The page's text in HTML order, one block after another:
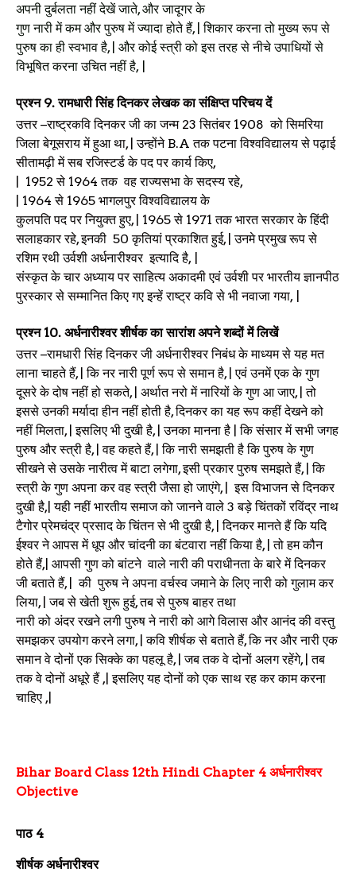
अपनी दुर्बलता नहीं देखें जाते, और जादूगर के
गुण नारी में कम और पुरुष में ज्यादा होते हैं, |शिकार करना तो मुख्य रूप से
पुरुष का ही स्वभाव है, | और कोई स्त्री को इस तरह से नीचे उपाधियों से
विभूषित करना उचित नहीं है,
प्रश्न 9.रामधारी सिंह दिनकर लेखक का संक्षिप्त परिचय दें
उत्तर–राष्ट्रकवि दिनकर जी का जन्म 23सितंबर 1908को सिमरिया
जिला बेगूसराय में हुआ था, | उन्होंने B.Aतक पटना विश्वविद्यालय से पढ़ाई
सीतामढ़ी में सब रजिस्टर्ड के पद पर कार्य किए,
1952से 1964तक वह राज्यसभा के सदस्य रहे,
1964से 1965 भागलपुर विश्वविद्यालय के
कुलपति पद पर नियुक्त हुए, | 1965से 1971तक भारत सरकार के हिंदी
सलाहकार रहे, इनकी 50कृतियां प्रकाशित हुई, |उनमे प्रमुख रूप से
रशिम रथी उर्वशी अर्धनारीश्वर इत्यादि है,
संस्कृत के चार अध्याय पर साहित्य अकादमी एवं उर्वशी पर भारतीय ज्ञानपीठ
पुरस्कार से सम्मानित किए गए इन्हें राष्ट्र कवि से भी नवाजा गया,
प्रश्न 10. अर्धनारीश्वर शीर्षक का सारांश अपने शब्दों में लिखें
उत्तर–रामधारी सिंह दिनकर जी अर्धनारीश्वर निबंध के माध्यम से यह मत
लाना चाहते हैं, | कि नर नारी पूर्ण रूप से समान है, | एवं उनमें एक के गुण
दूसरे के दोष नहीं हो सकते, | अर्थात नरो में नारियों के गुण आ जाए, |तो
इससे उनकी मर्यादा हीन नहीं होती है, दिनकर का यह रूप कहीं देखने को
नहींमिलता, | इसलिए भी दुखी है, | उनका मानना है | कि संसार में सभी जगह
पुरुष और स्त्री है, | वह कहते हैं, | कि नारी समझती है कि पुरुष के गुण
सीखने से उसके नारीत्व में बाटा लगेगा, इसी प्रकार पुरुष समझते हैं, | कि
स्त्री के गुण अपना कर वह स्त्री जैसा हो जाएंगे, |इस विभाजन से दिनकर
दुखी है,| यही नहीं भारतीय समाज को जानने वाले 3बड़े चिंतकों रविंद्र नाथ
टैगोर प्रेमचंद्र प्रसाद के चिंतन से भी दुखी है, |दिनकर मानते हैं कि यदि
ईश्वर ने आपस में धूप और चांदनी का बंटवारा नहीं किया है, | तो हम कौन
होते हैं,| आपसी गुण को बांटने वाले नारी की पराधीनता के बारे में दिनकर
जी बताते हैं, |
की पुरुष ने अपना वर्चस्व जमाने के लिए नारी को गुलाम कर
लिया, |जब से खेती शुरू हुई, तब से पुरुष बाहर तथा
नारी को अंदर रखने लगी पुरुष ने नारी को आगे विलास और आनंद की वस्तु
समझकर उपयोग करने लगा, | कवि शीर्षक से बताते हैं, कि नर और नारी एक
समान वे दोनों एक सिक्के का पहलू है, | जब तक वे दोनों अलग रहेंगे, | तब
तक वे दोनों अधूरे हैं ,| इसलिए यह दोनों को एक साथ रह कर काम करना
चाहिए ,|
Bihar Board Class 12th Hindi Chapter 4 अर्धनारीश्वर
Objective
पाठ 4
शीर्षक अर्धनारीश्वर